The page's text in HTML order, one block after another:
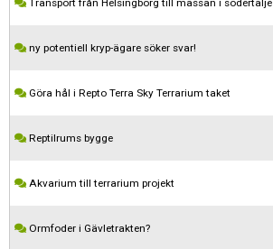
Transport från Helsingborg till mässan i södertälje
ny potentiell kryp-ägare söker svar!
Göra hål i Repto Terra Sky Terrarium taket
Reptilrums bygge
Akvarium till terrarium projekt
Ormfoder i Gävletrakten?